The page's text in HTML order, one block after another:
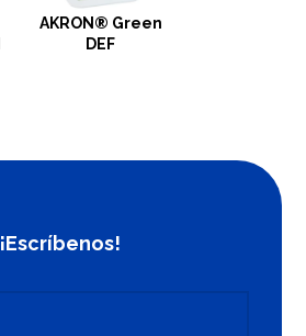
AKRON® Green
DEF
¡Escríbenos!